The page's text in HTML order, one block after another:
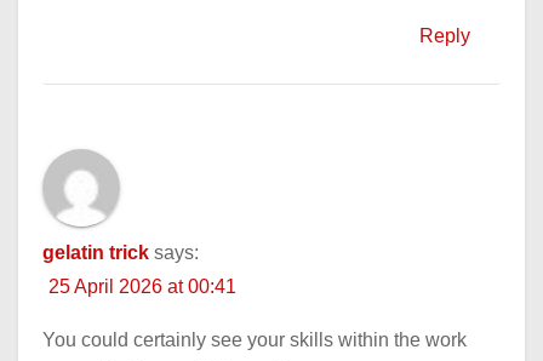
Reply
gelatin trick says:
25 April 2026 at 00:41
You could certainly see your skills within the work